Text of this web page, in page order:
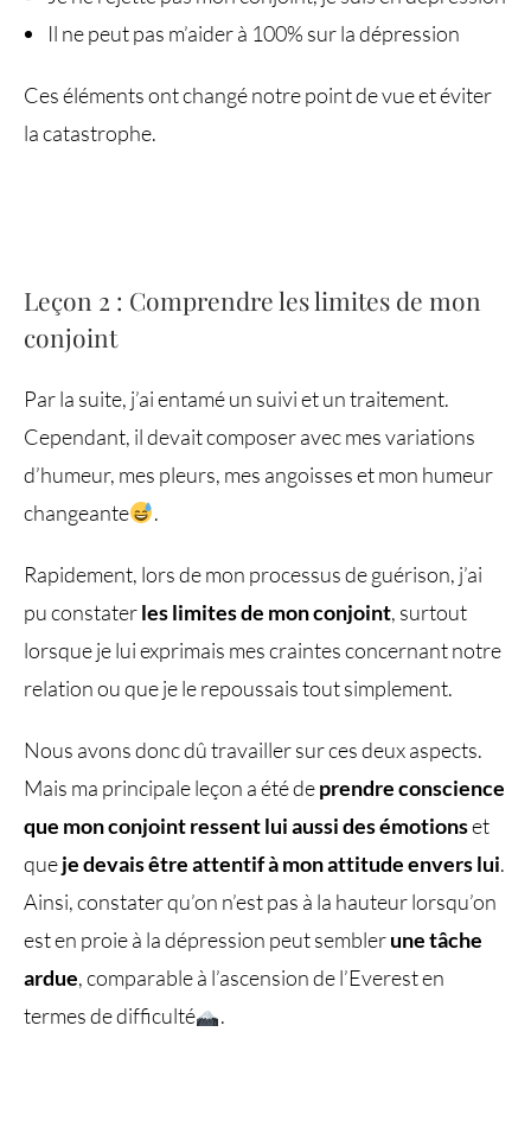
Il ne peut pas m’aider à 100% sur la dépression
Ces éléments ont changé notre point de vue et éviter
la catastrophe.
Leçon 2 : Comprendre les limites de mon
conjoint
Par la suite, j’ai entamé un suivi et un traitement.
Cependant, il devait composer avec mes variations
d’humeur, mes pleurs, mes angoisses et mon humeur
changeante
.
Rapidement, lors de mon processus de guérison, j’ai
pu constaterles limites de mon conjoint, surtout
lorsque je lui exprimais mes craintes concernant notre
relation ou que je le repoussais tout simplement.
Nous avons donc dû travailler sur ces deux aspects.
Mais ma principale leçon a été deprendre conscience
que mon conjoint ressent lui aussi des émotionset
queje devais être attentif à mon attitude envers lui.
Ainsi, constater qu’on n’est pas à la hauteur lorsqu’on
est en proie à la dépression peut semblerune tâche
ardue, comparable à l’ascension de l’Everest en
termes de difficulté
.